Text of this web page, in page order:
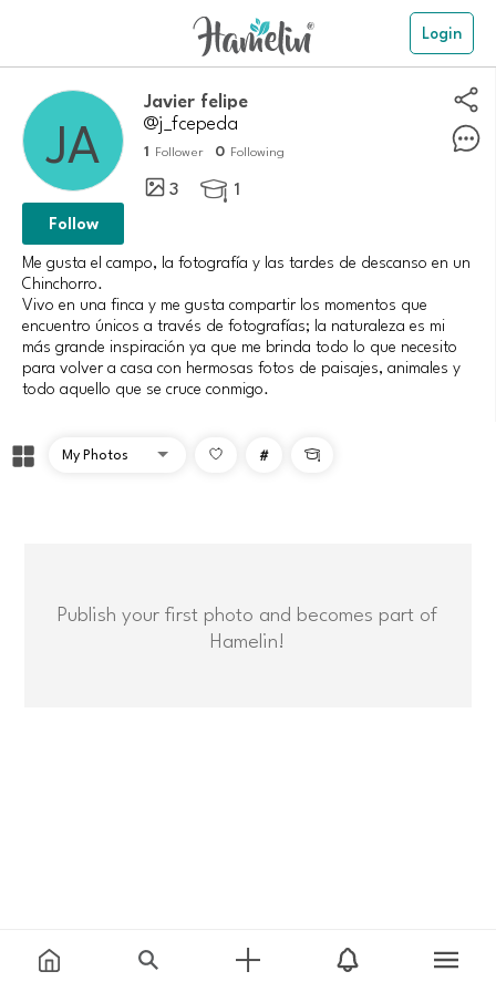
Login
javier felipe
@j_fcepeda
1 Follower 0 Following
3  1
Follow
Me gusta el campo, la fotografía y las tardes de descanso en un
Chinchorro.
Vivo en una finca y me gusta compartir los momentos que
encuentro únicos a través de fotografías; la naturaleza es mi
más grande inspiración ya que me brinda todo lo que necesito
para volver a casa con hermosas fotos de paisajes, animales y
todo aquello que se cruce conmigo.
# 
Publish your first photo and becomes part of
Hamelin!